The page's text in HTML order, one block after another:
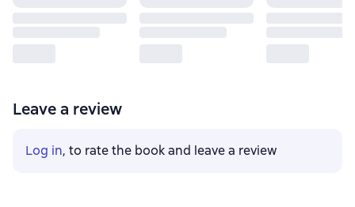
Leave a review
Log in, to rate the book and leave a review